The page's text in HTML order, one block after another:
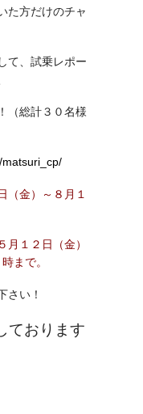
た方だけのチャ
て、試乗レポー
（総計３０名様
金）～８月１
１２日（金）
まで。
さい！
ております